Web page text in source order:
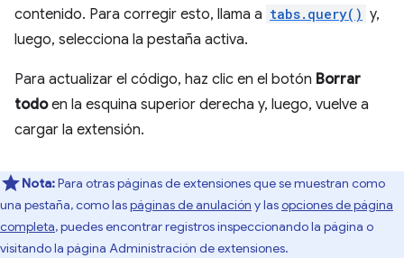
contenido. Para corregir esto, llama a tabs.query() y,
luego, selecciona la pestaña activa.
Para actualizar el código, haz clic en el botón Borrar
todoen la esquina superior derecha y, luego, vuelve a
cargar la extensión.
Nota:Para otras páginas de extensiones que se muestran como
una pestaña, como laspáginas de anulación y lasopciones de página
completa, puedes encontrar registros inspeccionando la página o
visitando la página Administración de extensiones.